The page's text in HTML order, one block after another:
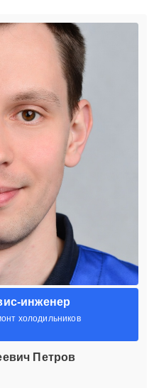
инженер
холодильников
Петров